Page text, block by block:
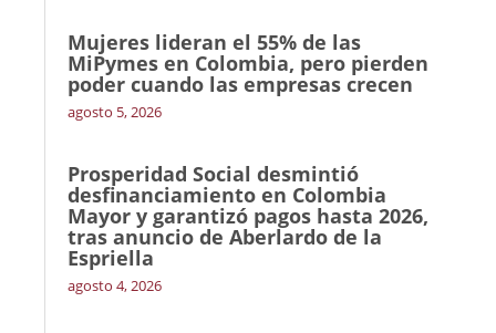
Mujeres lideran el 55% de las
MiPymes en Colombia, pero pierden
poder cuando las empresas crecen
agosto 5, 2026
Prosperidad Social desmintió
desfinanciamiento en Colombia
Mayor y garantizó pagos hasta 2026,
tras anuncio de Aberlardo de la
Espriella
agosto 4, 2026